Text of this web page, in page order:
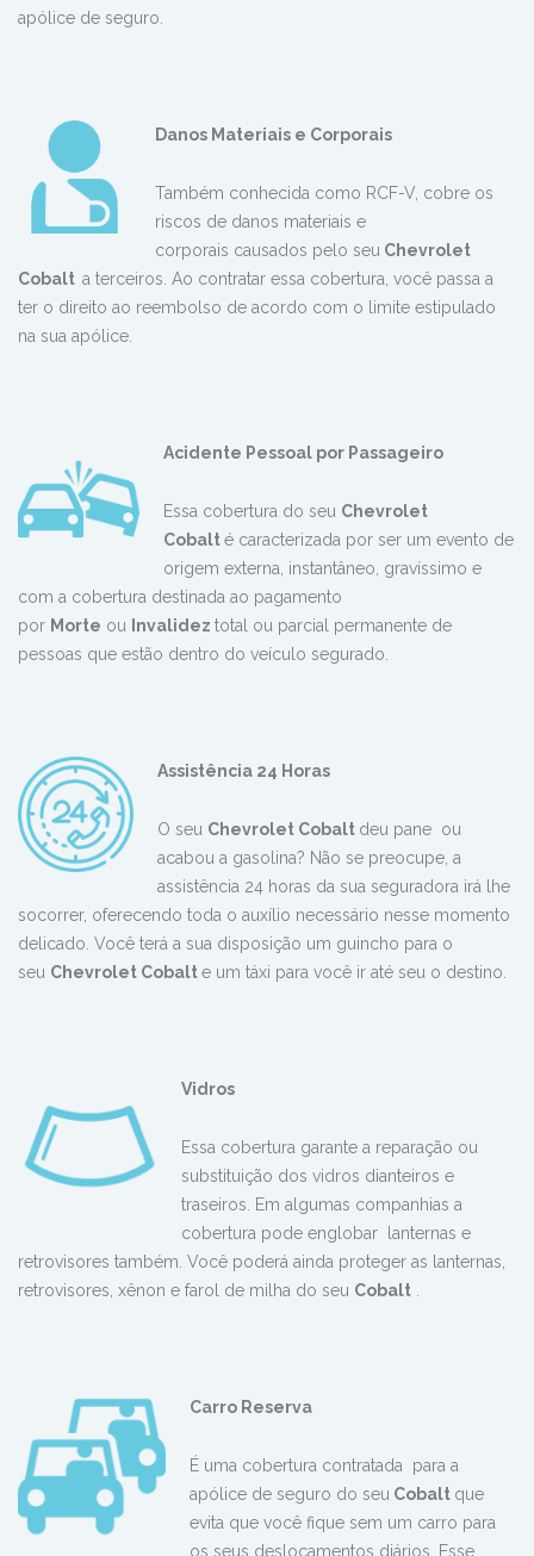
apólice de seguro.
Danos Materiais e Corporais
Também conhecida como RCF-V, cobre os
riscos de danos materiais e
corporais causados pelo seu Chevrolet
Cobalt a terceiros. Ao contratar essa cobertura, você passa a
ter o direito ao reembolso de acordo com o limite estipulado
na sua apólice.
Acidente Pessoal por Passageiro
Essa cobertura do seu Chevrolet
Cobalté caracterizada por ser um evento de
origem externa, instantâneo, gravíssimo e
com a cobertura destinada ao pagamento
por Morte ou Invalidez total ou parcial permanente de
pessoas que estão dentro do veículo segurado.
Assistência 24 Horas
O seu Chevrolet Cobalt deu pane ou
acabou a gasolina? Não se preocupe, a
assistência 24 horas da sua seguradora irá lhe
socorrer, oferecendo toda o auxílio necessário nesse momento
delicado. Você terá a sua disposição um guincho para o
seu Chevrolet Cobalte um táxi para você ir até seu o destino.
Vidros
Essa cobertura garante a reparação ou
substituição dos vidros dianteiros e
traseiros. Em algumas companhias a
cobertura pode englobar lanternas e
retrovisores também. Você poderá ainda proteger as lanternas,
retrovisores, xênon e farol de milha do seu Cobalt
Carro Reserva
É uma cobertura contratada para a
apólice de seguro do seu Cobalt que
evita que você fique sem um carro para
os seus deslocamentos diários. Esse